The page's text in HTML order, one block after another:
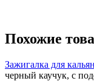
Похожие
Зажигалка для
черный каучук, с